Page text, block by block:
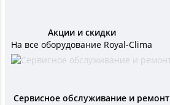
Акции и скидки
На все оборудование Royal-Clima
Сервисное обслуживание и ремонт